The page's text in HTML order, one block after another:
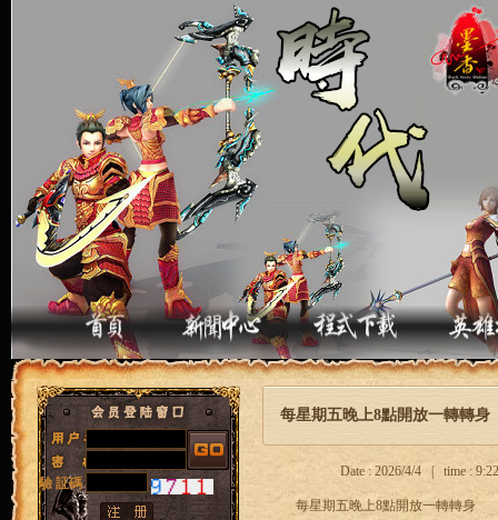
驗 証碼
每星期五晚上8點開放一轉轉身
Date : 2026/4/4 | time :
每星期五晚上8點開放一轉轉身